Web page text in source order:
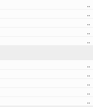
..
..
..
..
..
..
..
..
..
..